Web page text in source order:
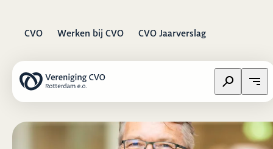
CVO Werken bij CVO CVO Jaarverslag
Zoeken op